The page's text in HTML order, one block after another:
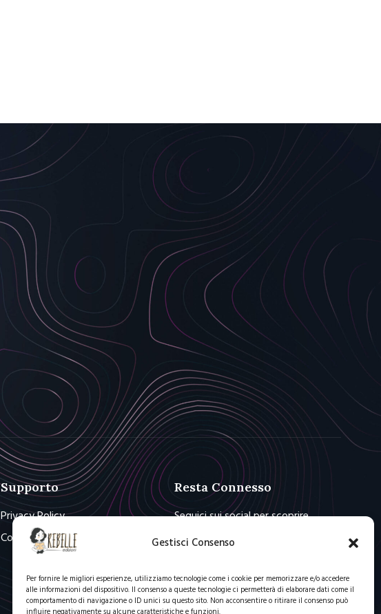
Gestisci Consenso
Per fornire le migliori esperienze, utilizziamo tecnologie come i cookie per memorizzare e/o accedere
alle informazioni del dispositivo. Il consenso a queste tecnologie ci permetterà di elaborare dati come il
comportamento di navigazione o ID unici su questo sito. Non acconsentire o ritirare il consenso può
Supporto
Privacy Policy
Cookie Policy
Resta Connesso
Seguici sui social per scoprire